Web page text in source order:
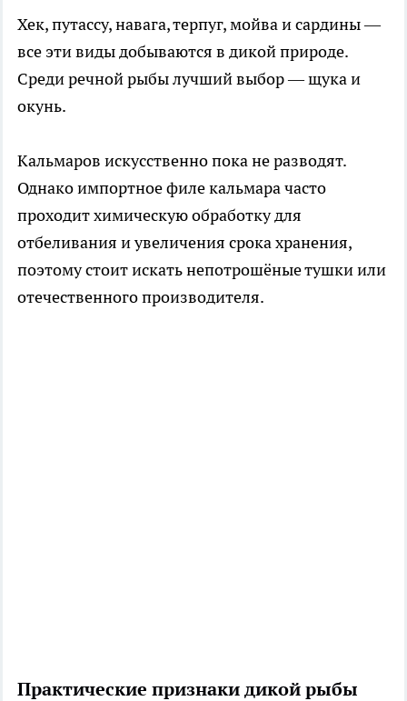
Хек, путассу, навага, терпуг, мойва и сардины —
все эти виды добываются в дикой природе.
Среди речной рыбы лучший выбор — щука и
окунь.
Кальмаров искусственно пока не разводят.
Однако импортное филе кальмара часто
проходит химическую обработку для
отбеливания и увеличения срока хранения,
поэтому стоит искать непотрошёные тушки или
отечественного производителя.
Практические признаки дикой рыбы